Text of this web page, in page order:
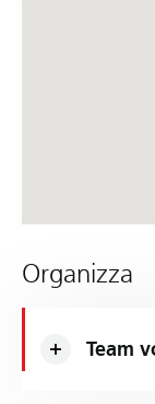
Organizza
Team